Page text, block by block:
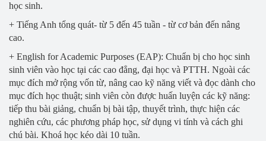
học sinh.
+ Tiếng Anh tổng quát- từ 5 đến 45 tuần - từ cơ bản đến nâng
cao.
+ English for Academic Purposes (EAP): Chuẩn bị cho học sinh
sinh viên vào học tại các cao đẳng, đại học và PTTH. Ngoài các
mục đích mở rộng vốn từ, nâng cao kỹ năng viết và đọc dành cho
mục đích học thuật; sinh viên còn được huấn luyện các kỹ năng:
tiếp thu bài giảng, chuẩn bị bài tập, thuyết trình, thực hiện các
nghiên cứu, các phương pháp học, sử dụng vi tính và cách ghi
chú bài. Khoá học kéo dài 10 tuần.